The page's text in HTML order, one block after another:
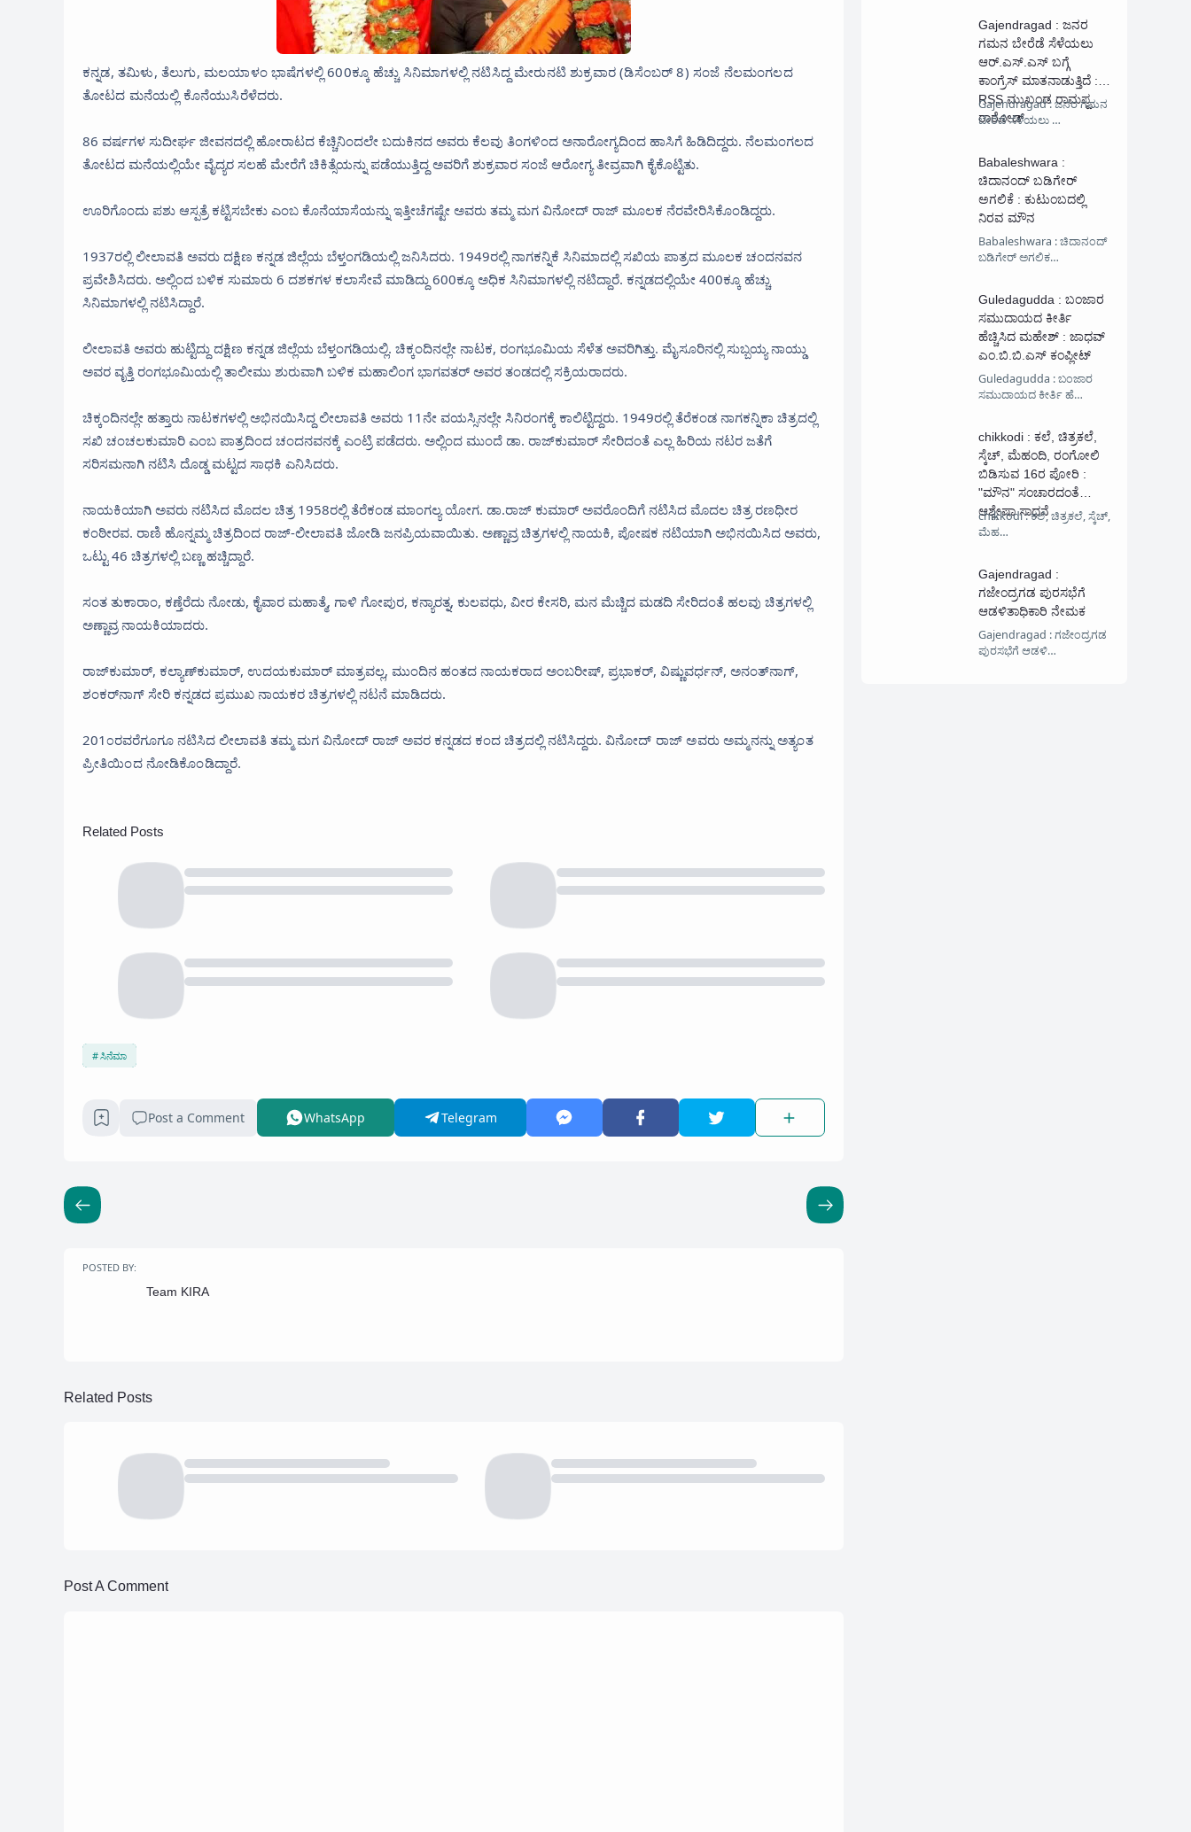
ಕನ್ನಡ, ತಮಿಳು, ತೆಲುಗು, ಮಲಯಾಳಂ ಭಾಷೆಗಳಲ್ಲಿ 600ಕ್ಕೂ ಹೆಚ್ಚು ಸಿನಿಮಾಗಳಲ್ಲಿ ನಟಿಸಿದ್ದ ಮೇರುನಟಿ ಶುಕ್ರವಾರ (ಡಿಸೆಂಬರ್‌ 8) ಸಂಜೆ ನೆಲಮಂಗಲದ
ತೋಟದ ಮನೆಯಲ್ಲಿ ಕೊನೆಯುಸಿರೆಳೆದರು.
86 ವರ್ಷಗಳ ಸುದೀರ್ಘ ಜೀವನದಲ್ಲಿ ಹೋರಾಟದ ಕೆಚ್ಚಿನಿಂದಲೇ ಬದುಕಿನದ ಅವರು ಕೆಲವು ತಿಂಗಳಿಂದ ಅನಾರೋಗ್ಯದಿಂದ ಹಾಸಿಗೆ ಹಿಡಿದಿದ್ದರು. ನೆಲಮಂಗಲದ
ತೋಟದ ಮನೆಯಲ್ಲಿಯೇ ವೈದ್ಯರ ಸಲಹೆ ಮೇರೆಗೆ ಚಿಕಿತ್ಸೆಯನ್ನು ಪಡೆಯುತ್ತಿದ್ದ ಅವರಿಗೆ ಶುಕ್ರವಾರ ಸಂಜೆ ಆರೋಗ್ಯ ತೀವ್ರವಾಗಿ ಕೈಕೊಟ್ಟಿತು.
ಊರಿಗೊಂದು ಪಶು ಆಸ್ಪತ್ರೆ ಕಟ್ಟಿಸಬೇಕು ಎಂಬ ಕೊನೆಯಾಸೆಯನ್ನು ಇತ್ತೀಚೆಗಷ್ಟೇ ಅವರು ತಮ್ಮ ಮಗ ವಿನೋದ್‌ ರಾಜ್‌ ಮೂಲಕ ನೆರವೇರಿಸಿಕೊಂಡಿದ್ದರು.
1937ರಲ್ಲಿ ಲೀಲಾವತಿ ಅವರು ದಕ್ಷಿಣ ಕನ್ನಡ ಜಿಲ್ಲೆಯ ಬೆಳ್ತಂಗಡಿಯಲ್ಲಿ ಜನಿಸಿದರು. 1949ರಲ್ಲಿ ನಾಗಕನ್ನಿಕೆ ಸಿನಿಮಾದಲ್ಲಿ ಸಖಿಯ ಪಾತ್ರದ ಮೂಲಕ ಚಂದನವನ
ಪ್ರವೇಶಿಸಿದರು. ಅಲ್ಲಿಂದ ಬಳಿಕ ಸುಮಾರು 6 ದಶಕಗಳ ಕಲಾಸೇವೆ ಮಾಡಿದ್ದು 600ಕ್ಕೂ ಅಧಿಕ ಸಿನಿಮಾಗಳಲ್ಲಿ ನಟಿದ್ದಾರೆ. ಕನ್ನಡದಲ್ಲಿಯೇ 400ಕ್ಕೂ ಹೆಚ್ಚು
ಸಿನಿಮಾಗಳಲ್ಲಿ ನಟಿಸಿದ್ದಾರೆ.
ಲೀಲಾವತಿ ಅವರು ಹುಟ್ಟಿದ್ದು ದಕ್ಷಿಣ ಕನ್ನಡ ಜಿಲ್ಲೆಯ ಬೆಳ್ತಂಗಡಿಯಲ್ಲಿ. ಚಿಕ್ಕಂದಿನಲ್ಲೇ ನಾಟಕ, ರಂಗಭೂಮಿಯ ಸೆಳೆತ ಅವರಿಗಿತ್ತು. ಮೈಸೂರಿನಲ್ಲಿ ಸುಬ್ಬಯ್ಯ ನಾಯ್ಡು
ಅವರ ವೃತ್ತಿ ರಂಗಭೂಮಿಯಲ್ಲಿ ತಾಲೀಮು ಶುರುವಾಗಿ ಬಳಿಕ ಮಹಾಲಿಂಗ ಭಾಗವತರ್‌ ಅವರ ತಂಡದಲ್ಲಿ ಸಕ್ರಿಯರಾದರು.
ಚಿಕ್ಕಂದಿನಲ್ಲೇ ಹತ್ತಾರು ನಾಟಕಗಳಲ್ಲಿ ಅಭಿನಯಿಸಿದ್ದ ಲೀಲಾವತಿ ಅವರು 11ನೇ ವಯಸ್ಸಿನಲ್ಲೇ ಸಿನಿರಂಗಕ್ಕೆ ಕಾಲಿಟ್ಟಿದ್ದರು. 1949ರಲ್ಲಿ ತೆರೆಕಂಡ ನಾಗಕನ್ನಿಕಾ ಚಿತ್ರದಲ್ಲಿ
ಸಖಿ ಚಂಚಲಕುಮಾರಿ ಎಂಬ ಪಾತ್ರದಿಂದ ಚಂದನವನಕ್ಕೆ ಎಂಟ್ರಿ ಪಡೆದರು. ಅಲ್ಲಿಂದ ಮುಂದೆ ಡಾ. ರಾಜ್‌ಕುಮಾರ್‌ ಸೇರಿದಂತೆ ಎಲ್ಲ ಹಿರಿಯ ನಟರ ಜತೆಗೆ
ಸರಿಸಮನಾಗಿ ನಟಿಸಿ ದೊಡ್ಡ ಮಟ್ಟದ ಸಾಧಕಿ ಎನಿಸಿದರು.
ನಾಯಕಿಯಾಗಿ ಅವರು ನಟಿಸಿದ ಮೊದಲ ಚಿತ್ರ 1958ರಲ್ಲಿ ತೆರೆಕಂಡ ಮಾಂಗಲ್ಯ ಯೋಗ. ಡಾ.ರಾಜ್ ಕುಮಾರ್ ಅವರೊಂದಿಗೆ ನಟಿಸಿದ ಮೊದಲ ಚಿತ್ರ ರಣಧೀರ
ಕಂಠೀರವ. ರಾಣಿ ಹೊನ್ನಮ್ಮ ಚಿತ್ರದಿಂದ ರಾಜ್-ಲೀಲಾವತಿ ಜೋಡಿ ಜನಪ್ರಿಯವಾಯಿತು. ಅಣ್ಣಾವ್ರ ಚಿತ್ರಗಳಲ್ಲಿ ನಾಯಕಿ, ಪೋಷಕ ನಟಿಯಾಗಿ ಅಭಿನಯಿಸಿದ ಅವರು,
ಒಟ್ಟು 46 ಚಿತ್ರಗಳಲ್ಲಿ ಬಣ್ಣ ಹಚ್ಚಿದ್ದಾರೆ.
ಸಂತ ತುಕಾರಾಂ, ಕಣ್ತೆರೆದು ನೋಡು, ಕೈವಾರ ಮಹಾತ್ಮೆ, ಗಾಳಿ ಗೋಪುರ, ಕನ್ಯಾರತ್ನ, ಕುಲವಧು, ವೀರ ಕೇಸರಿ, ಮನ ಮೆಚ್ಚಿದ ಮಡದಿ ಸೇರಿದಂತೆ ಹಲವು ಚಿತ್ರಗಳಲ್ಲಿ
ಅಣ್ಣಾವ್ರ ನಾಯಕಿಯಾದರು.
ರಾಜ್‌ಕುಮಾರ್‌, ಕಲ್ಯಾಣ್‌‌ಕುಮಾರ್‌, ಉದಯಕುಮಾರ್‌ ಮಾತ್ರವಲ್ಲ, ಮುಂದಿನ ಹಂತದ ನಾಯಕರಾದ ಅಂಬರೀಷ್‌, ಪ್ರಭಾಕರ್‌, ವಿಷ್ಣುವರ್ಧನ್‌, ಅನಂತ್‌ನಾಗ್‌,
ಶಂಕರ್‌ನಾಗ್‌ ಸೇರಿ ಕನ್ನಡದ ಪ್ರಮುಖ ನಾಯಕರ ಚಿತ್ರಗಳಲ್ಲಿ ನಟನೆ ಮಾಡಿದರು.
201೦ರವರೆಗೂಗೂ ನಟಿಸಿದ ಲೀಲಾವತಿ ತಮ್ಮ ಮಗ ವಿನೋದ್‌ ರಾಜ್‌ ಅವರ ಕನ್ನಡದ ಕಂದ ಚಿತ್ರದಲ್ಲಿ ನಟಿಸಿದ್ದರು. ವಿನೋದ್‌ ರಾಜ್‌ ಅವರು ಅಮ್ಮನನ್ನು ಅತ್ಯಂತ
ಪ್ರೀತಿಯಿಂದ ನೋಡಿಕೊಂಡಿದ್ದಾರೆ.
Related Posts
ಸಿನೆಮಾ
Post a Comment WhatsApp Telegram
POSTED BY:
Team KIRA
Related Posts
Post A Comment
Gajendragad : ಜನರ
ಗಮನ ಬೇರೆಡೆ ಸೆಳೆಯಲು
ಆರ್.ಎಸ್.ಎಸ್ ಬಗ್ಗೆ
ಕಾಂಗ್ರೆಸ್ ಮಾತನಾಡುತ್ತಿದೆ :
RSS ಮುಖಂಡ ರಾಮಪ್ಪ
ರಾಠೋಡ್
Gajendragad : ಜನರ ಗಮನ
ಬೇರೆಡೆ ಸೆಳೆಯಲು …
Babaleshwara :
ಚಿದಾನಂದ್ ಬಡಿಗೇರ್
ಅಗಲಿಕೆ : ಕುಟುಂಬದಲ್ಲಿ
ನಿರವ ಮೌನ
Babaleshwara : ಚಿದಾನಂದ್
ಬಡಿಗೇರ್ ಅಗಲಿಕ…
Guledagudda : ಬಂಜಾರ
ಸಮುದಾಯದ ಕೀರ್ತಿ
ಹೆಚ್ಚಿಸಿದ ಮಹೇಶ್ : ಜಾಧವ್
ಎಂ.ಬಿ.ಬಿ.ಎಸ್ ಕಂಪ್ಲೀಟ್
Guledagudda : ಬಂಜಾರ
ಸಮುದಾಯದ ಕೀರ್ತಿ ಹೆ…
chikkodi : ಕಲೆ, ಚಿತ್ರಕಲೆ,
ಸ್ಕೆಚ್, ಮೆಹಂದಿ, ರಂಗೋಲಿ
ಬಿಡಿಸುವ 16ರ ಪೋರಿ :
"ಮೌನ" ಸಂಚಾರದಂತೆ
ಆಶ್ಲೇಷಾ ಸಾಧನೆ
chikkodi : ಕಲೆ, ಚಿತ್ರಕಲೆ, ಸ್ಕೆಚ್,
ಮೆಹ…
Gajendragad :
ಗಜೇಂದ್ರಗಡ ಪುರಸಭೆಗೆ
ಆಡಳಿತಾಧಿಕಾರಿ ನೇಮಕ
Gajendragad : ಗಜೇಂದ್ರಗಡ
ಪುರಸಭೆಗೆ ಆಡಳಿ…